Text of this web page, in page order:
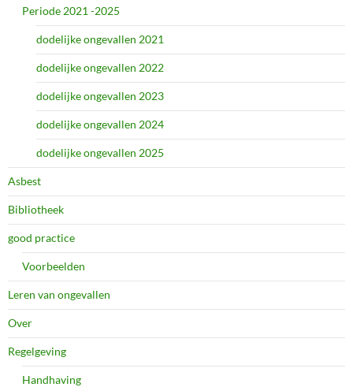
Periode 2021 -2025
dodelijke ongevallen 2021
dodelijke ongevallen 2022
dodelijke ongevallen 2023
dodelijke ongevallen 2024
dodelijke ongevallen 2025
Asbest
Bibliotheek
good practice
Voorbeelden
Leren van ongevallen
Over
Regelgeving
Handhaving